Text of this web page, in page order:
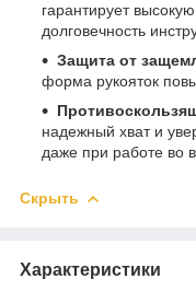
гарантирует
долговечность
Защита от
форма рукояток
надежный хват и
даже при работе во
Скрыть
Характеристики